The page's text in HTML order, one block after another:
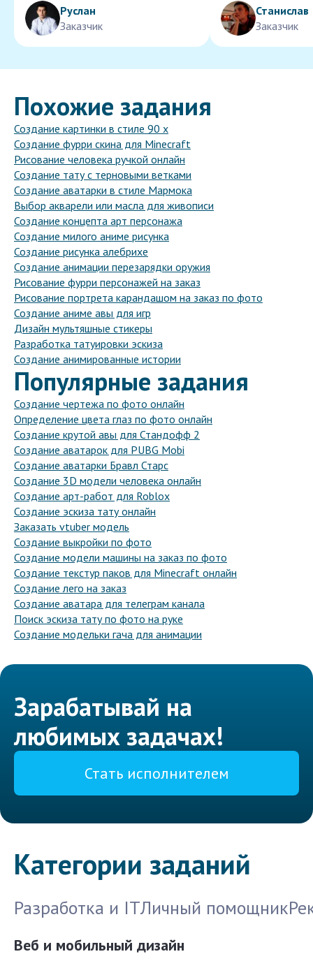
Руслан
Заказчик
Станислав
Заказчик
Похожие задания
Создание картинки в стиле 90 х
Создание фурри скина для Minecraft
Рисование человека ручкой онлайн
Создание тату с терновыми ветками
Создание аватарки в стиле Мармока
Выбор акварели или масла для живописи
Создание концепта арт персонажа
Создание милого аниме рисунка
Создание рисунка алебрихе
Создание анимации перезарядки оружия
Рисование фурри персонажей на заказ
Рисование портрета карандашом на заказ по фото
Создание аниме авы для игр
Дизайн мультяшные стикеры
Разработка татуировки эскиза
Создание анимированные истории
Популярные задания
Создание чертежа по фото онлайн
Определение цвета глаз по фото онлайн
Создание крутой авы для Стандофф 2
Создание аватарок для PUBG Mobi
Создание аватарки Бравл Старс
Создание 3D модели человека онлайн
Создание арт-работ для Roblox
Создание эскиза тату онлайн
Заказать vtuber модель
Создание выкройки по фото
Создание модели машины на заказ по фото
Создание текстур паков для Minecraft онлайн
Создание лего на заказ
Создание аватара для телеграм канала
Поиск эскиза тату по фото на руке
Создание модельки гача для анимации
Зарабатывай на
любимых задачах!
Стать исполнителем
Категории заданий
Разработка и ITЛичный помощник
Веб и мобильный дизайн